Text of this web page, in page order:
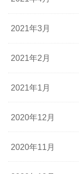
2021年3月
2021年2月
2021年1月
2020年12月
2020年11月